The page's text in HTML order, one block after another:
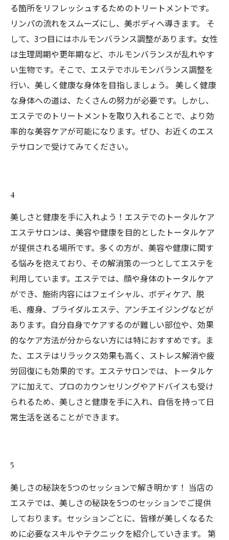
る箇所をリフレッシュするためのトリートメントです。
リンパの流れをスムーズにし、美ボディへ導きます。 そ
して、3つ目にはホルモンバランス調整があります。女性
は生理周期や更年期など、ホルモンバランスが乱れやす
い生物です。そこで、エステでホルモンバランス調整を
行い、美しく健康な身体を目指しましょう。 美しく健康
な身体への道は、たくさんの努力が必要です。しかし、
エステでのトリートメントを取り入れることで、より効
率的な美容ケアが可能になります。ぜひ、お近くのエス
テサロンで受けてみてください。
4
美しさと健康を手に入れよう！エステでのトータルケア
エステサロンは、美容や健康を目的としたトータルケア
が提供される場所です。多くの方が、美容や健康に関す
る悩みを抱えており、その解消策の一つとしてエステを
利用しています。エステでは、顔や身体のトータルケア
ができ、施術内容にはフェイシャル、ボディケア、脱
毛、痩身、ブライダルエステ、アンチエイジングなどが
あります。自分自身でケアするのが難しい部位や、効果
的なケア方法が分からない方には特におすすめです。ま
た、エステはリラックス効果も高く、ストレス解消や疲
労回復にも効果的です。エステサロンでは、トータルケ
アに加えて、プロのカウンセリングやアドバイスも受け
られるため、美しさと健康を手に入れ、自信を持って日
常生活を送ることができます。
5
美しさの秘訣を5つのセッションで解き明かす！ 当店の
エステでは、美しさの秘訣を5つのセッションでご提供
しております。セッションごとに、皆様が美しくなるた
めに必要なスキルやテクニックを紹介していきます。 第